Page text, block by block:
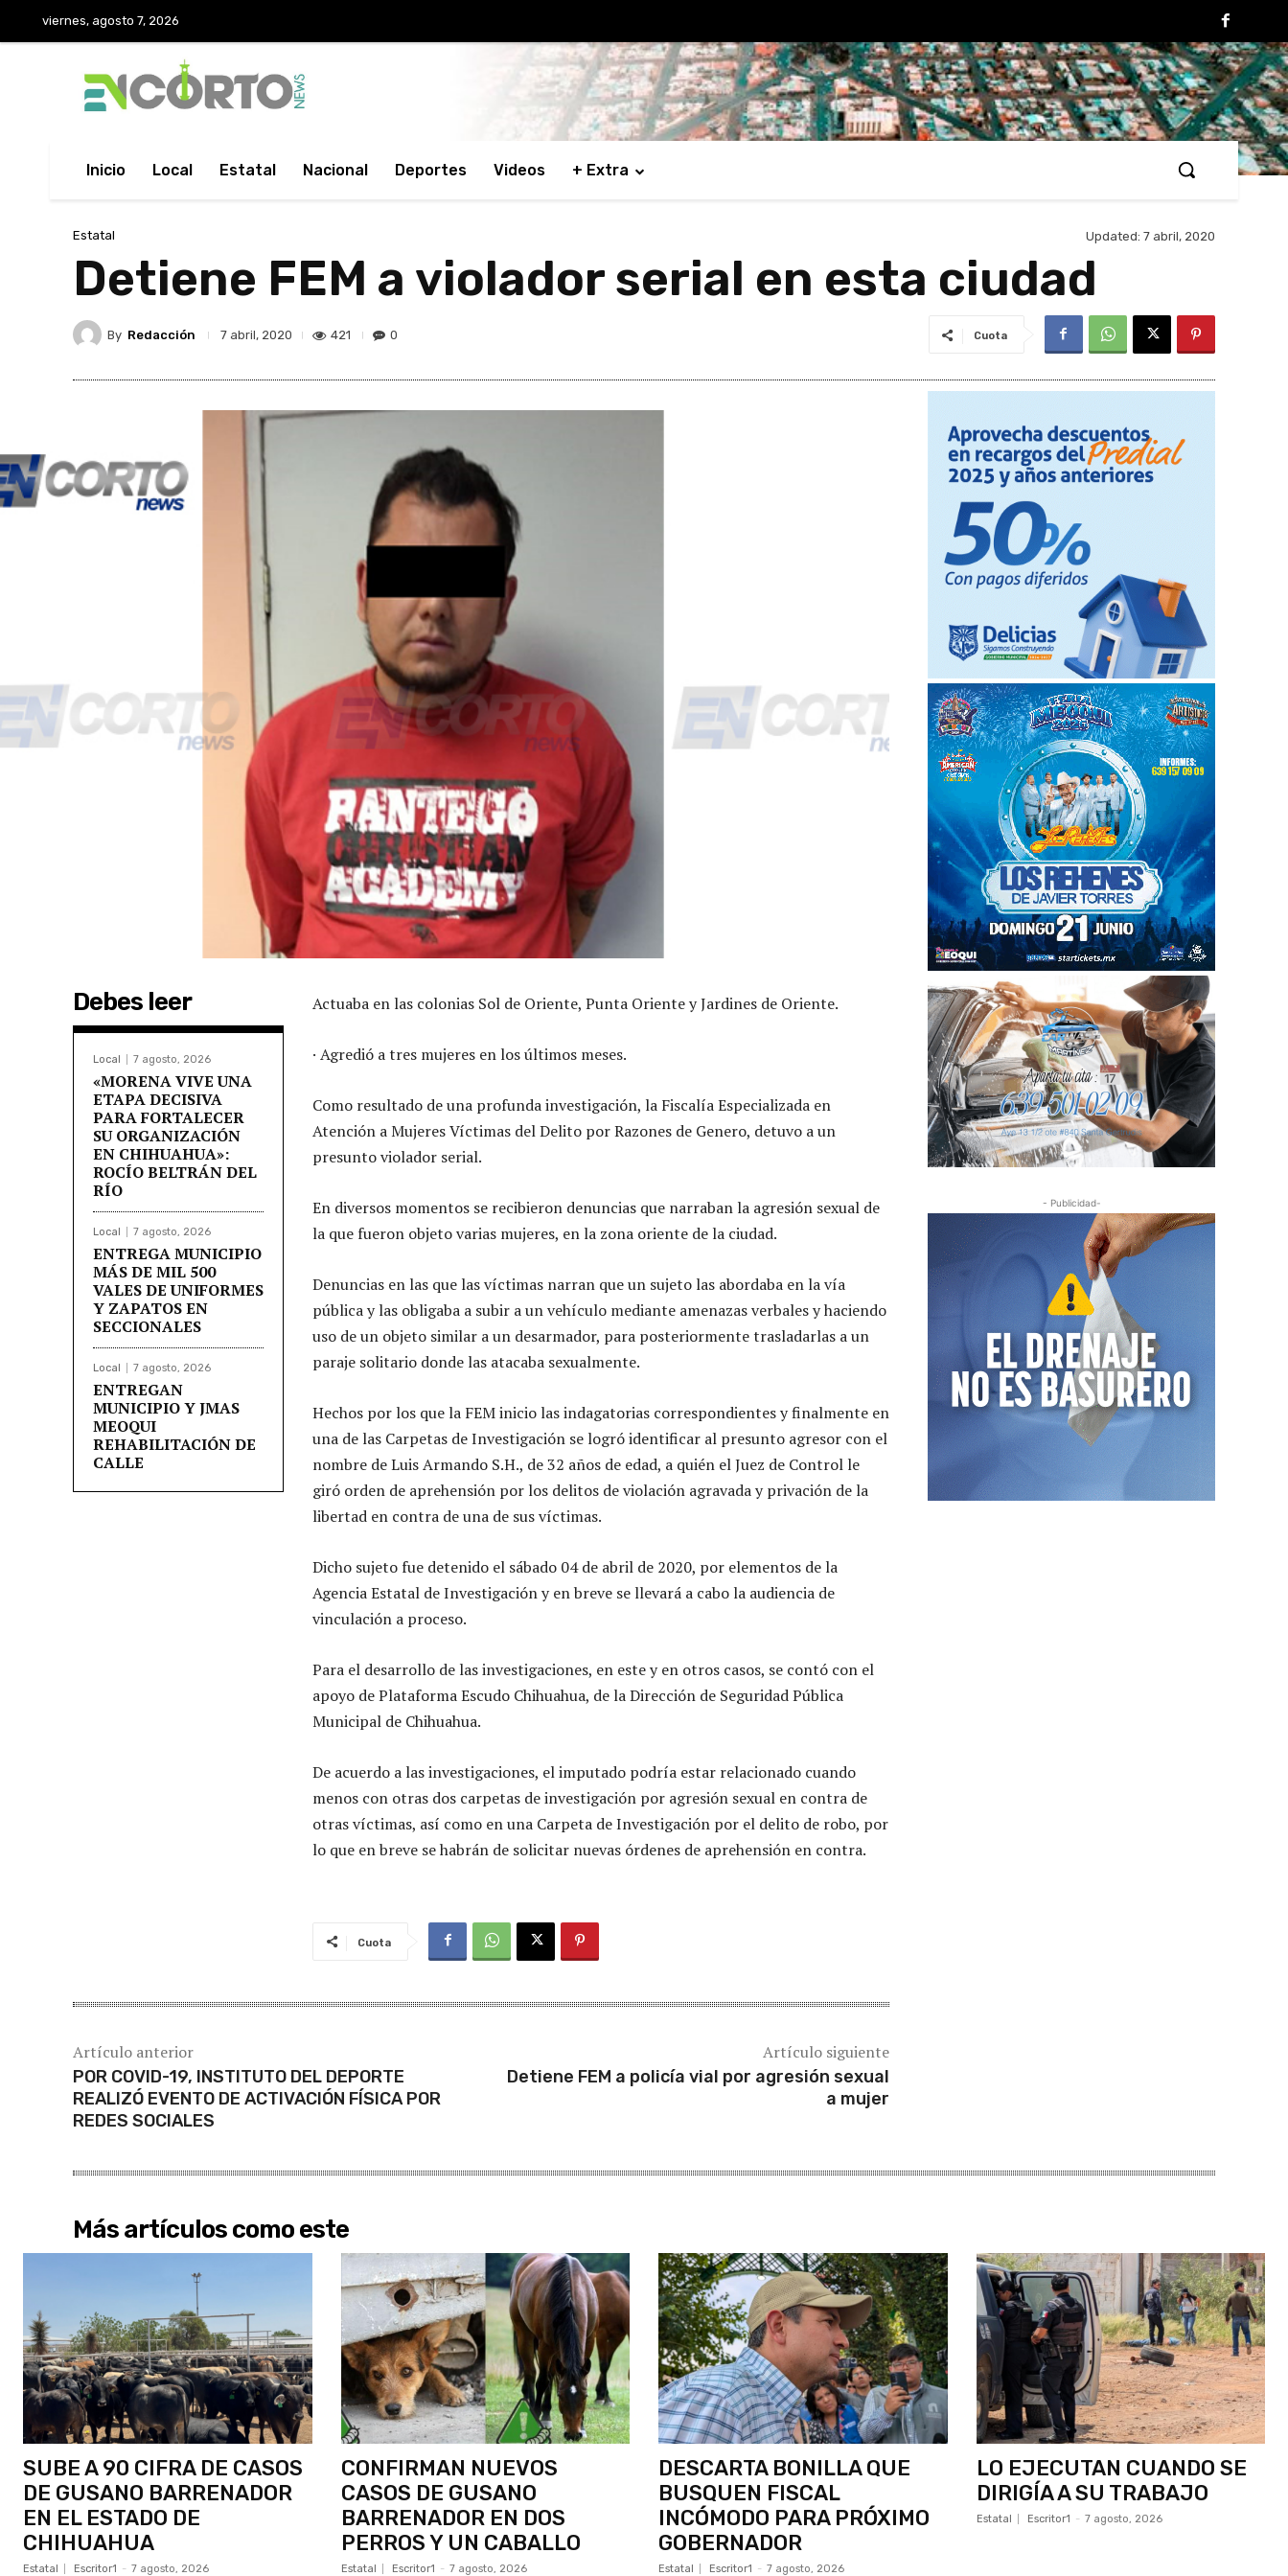
viernes, agosto 7, 2026
Inicio Local Estatal Nacional Deportes Videos + Extra
Estatal Updated: 7 abril, 2020
Detiene FEM a violador serial en esta ciudad
By Redacción 7 abril, 2020 421 0 Cuota
Debes leer
Local 7 agosto, 2026
«MORENA VIVE UNA
ETAPA DECISIVA
PARA FORTALECER
SU ORGANIZACIÓN
EN CHIHUAHUA»:
ROCÍO BELTRÁN DEL
RÍO
Local 7 agosto, 2026
ENTREGA MUNICIPIO
MÁS DE MIL 500
VALES DE UNIFORMES
Y ZAPATOS EN
SECCIONALES
Local 7 agosto, 2026
ENTREGAN
MUNICIPIO Y JMAS
MEOQUI
REHABILITACIÓN DE
CALLE
Actuaba en las colonias Sol de Oriente, Punta Oriente y Jardines de Oriente.
· Agredió a tres mujeres en los últimos meses.
Como resultado de una profunda investigación, la Fiscalía Especializada en
Atención a Mujeres Víctimas del Delito por Razones de Genero, detuvo a un
presunto violador serial.
En diversos momentos se recibieron denuncias que narraban la agresión sexual de
la que fueron objeto varias mujeres, en la zona oriente de la ciudad.
Denuncias en las que las víctimas narran que un sujeto las abordaba en la vía
pública y las obligaba a subir a un vehículo mediante amenazas verbales y haciendo
uso de un objeto similar a un desarmador, para posteriormente trasladarlas a un
paraje solitario donde las atacaba sexualmente.
Hechos por los que la FEM inicio las indagatorias correspondientes y finalmente en
una de las Carpetas de Investigación se logró identificar al presunto agresor con el
nombre de Luis Armando S.H., de 32 años de edad, a quién el Juez de Control le
giró orden de aprehensión por los delitos de violación agravada y privación de la
libertad en contra de una de sus víctimas.
Dicho sujeto fue detenido el sábado 04 de abril de 2020, por elementos de la
Agencia Estatal de Investigación y en breve se llevará a cabo la audiencia de
vinculación a proceso.
Para el desarrollo de las investigaciones, en este y en otros casos, se contó con el
apoyo de Plataforma Escudo Chihuahua, de la Dirección de Seguridad Pública
Municipal de Chihuahua.
De acuerdo a las investigaciones, el imputado podría estar relacionado cuando
menos con otras dos carpetas de investigación por agresión sexual en contra de
otras víctimas, así como en una Carpeta de Investigación por el delito de robo, por
lo que en breve se habrán de solicitar nuevas órdenes de aprehensión en contra.
Cuota
Artículo anterior
POR COVID-19, INSTITUTO DEL DEPORTE
REALIZÓ EVENTO DE ACTIVACIÓN FÍSICA POR
REDES SOCIALES
Artículo siguiente
Detiene FEM a policía vial por agresión sexual
a mujer
- Publicidad-
Más artículos como este
SUBE A 90 CIFRA DE CASOS
DE GUSANO BARRENADOR
EN EL ESTADO DE
CHIHUAHUA
Estatal Escritor1 - 7 agosto, 2026
CONFIRMAN NUEVOS
CASOS DE GUSANO
BARRENADOR EN DOS
PERROS Y UN CABALLO
Estatal Escritor1 - 7 agosto, 2026
DESCARTA BONILLA QUE
BUSQUEN FISCAL
INCÓMODO PARA PRÓXIMO
GOBERNADOR
Estatal Escritor1 - 7 agosto, 2026
LO EJECUTAN CUANDO SE
DIRIGÍA A SU TRABAJO
Estatal Escritor1 - 7 agosto, 2026